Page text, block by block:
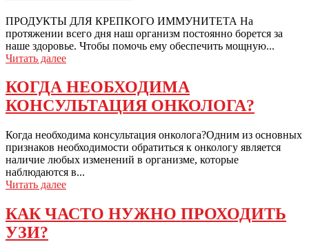
ПРОДУКТЫ ДЛЯ КРЕПКОГО ИММУНИТЕТА На
протяжении всего дня наш организм постоянно борется за
наше здоровье. Чтобы помочь ему обеспечить мощную...
Читать далее
КОГДА НЕОБХОДИМА
КОНСУЛЬТАЦИЯ ОНКОЛОГА?
Когда необходима консультация онколога?Одним из основных
признаков необходимости обратиться к онкологу является
наличие любых изменений в организме, которые
наблюдаются в...
Читать далее
КАК ЧАСТО НУЖНО ПРОХОДИТЬ
УЗИ?